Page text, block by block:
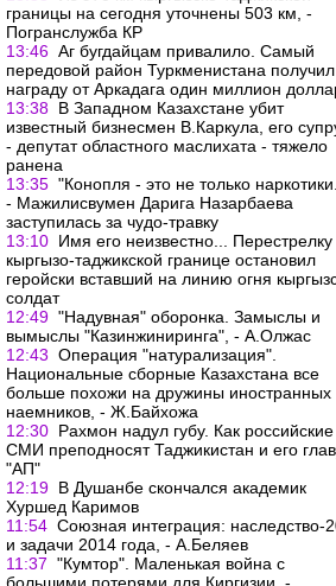
границы на сегодня уточнены 503 км, -
Погранслужба КР
13:46 Аг бугдайцам привалило. Самый
передовой район Туркменистана
награду от Аркадага один миллион
13:38 В Западном Казахстане убит
известный бизнесмен В.Каркула, его
- депутат областного маслихата - тяжело
ранена
13:35 "Конопля - это не только
- Мажилисвумен Дарига Назарбаева
заступилась за чудо-травку
13:10 Имя его неизвестно... Перестрелку
кыргызо-таджикской границе остановил
геройски вставший на линию огня
солдат
12:49 "Надувная" оборонка. Замыслы и
вымыслы "Казинжиниринга", - А.Олжас
12:43 Операция "натурализация".
Национальные сборные Казахстана все
больше похожи на дружины иностранных
наемников, - Ж.Байхожа
12:30 Рахмон надул губу. Как российские
СМИ преподносят Таджикистан и его
"АП"
12:19 В Душанбе скончался академик
Хуршед Каримов
11:54 Союзная интеграция: наследство-
и задачи 2014 года, - А.Беляев
11:37 "Кумтор". Маленькая война с